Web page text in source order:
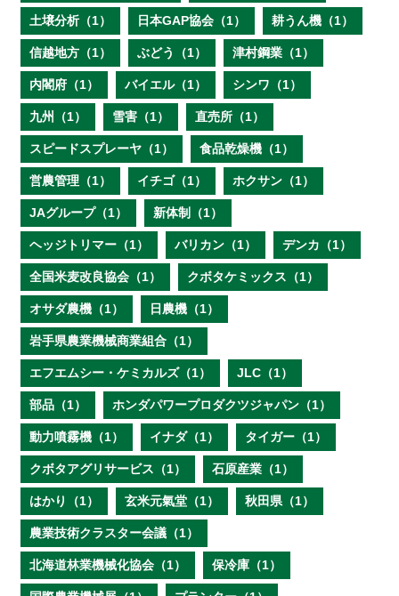
土壌分析（1） 日本GAP協会（1） 耕うん機（1）
信越地方（1） ぶどう（1） 津村鋼業（1）
内閣府（1） バイエル（1） シンワ（1）
九州（1） 雪害（1） 直売所（1）
スピードスプレーヤ（1） 食品乾燥機（1）
営農管理（1） イチゴ（1） ホクサン（1）
JAグループ（1） 新体制（1）
ヘッジトリマー（1） バリカン（1） デンカ（1）
全国米麦改良協会（1） クボタケミックス（1）
オサダ農機（1） 日農機（1）
岩手県農業機械商業組合（1）
エフエムシー・ケミカルズ（1） JLC（1）
部品（1） ホンダパワープロダクツジャパン（1）
動力噴霧機（1） イナダ（1） タイガー（1）
クボタアグリサービス（1） 石原産業（1）
はかり（1） 玄米元氣堂（1） 秋田県（1）
農業技術クラスター会議（1）
北海道林業機械化協会（1） 保冷庫（1）